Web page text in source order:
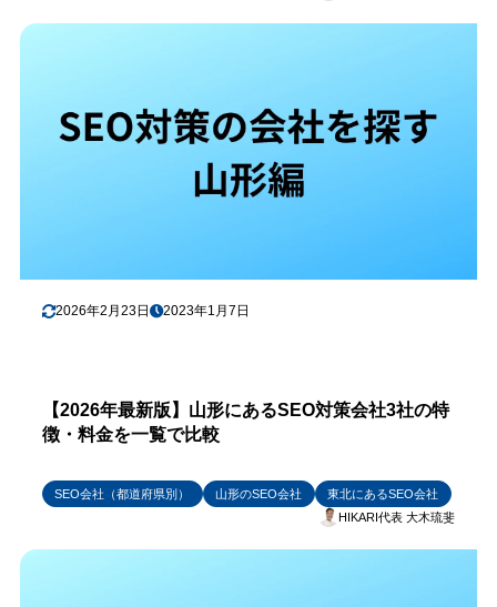
2026年2月23日 2023年1月7日
【2026年最新版】山形にあるSEO対策会社3社の特
徴・料金を一覧で比較
SEO会社（都道府県別） 山形のSEO会社
東北にあるSEO会社
HIKARI代表 大木琉斐